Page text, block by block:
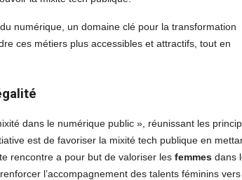
numérique, un domaine clé pour la transformation
ces métiers plus accessibles et attractifs, tout en
dans le numérique public », réunissant les
est de favoriser la mixité tech publique en
rencontre a pour but de valoriser les femmes dans
l’accompagnement des talents féminins